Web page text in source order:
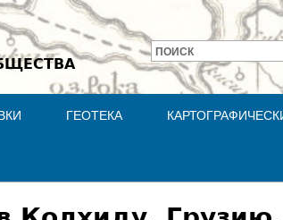
Jump to navigation
Форма
поиска
ПОИСК
ГЕОТЕКА